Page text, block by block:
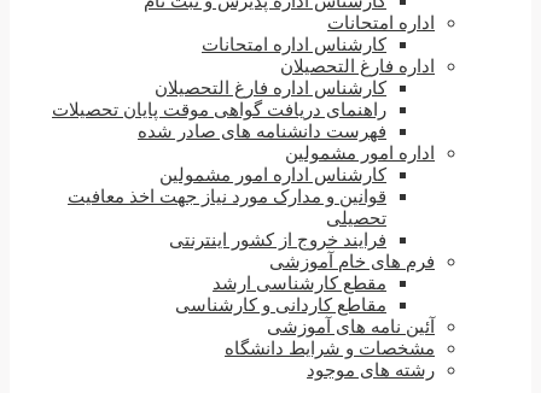
اداره امتحانات
کارشناس اداره امتحانات
اداره فارغ التحصیلان
کارشناس اداره فارغ التحصیلان
راهنمای دریافت گواهی موقت پایان تحصیلات
فهرست دانشنامه های صادر شده
اداره امور مشمولین
کارشناس اداره امور مشمولین
قوانین و مدارک مورد نیاز جهت اخذ معافیت
تحصیلی
فرایند خروج از کشور اینترنتی
فرم های خام آموزشی
مقطع کارشناسی ارشد
مقاطع کاردانی و کارشناسی
آئین نامه های آموزشی
مشخصات و شرایط دانشگاه
رشته های موجود